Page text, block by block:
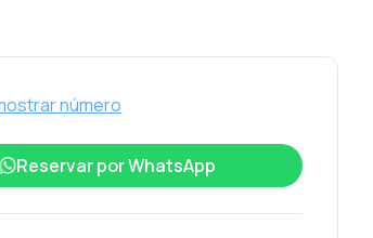
número
Reservar porWhatsApp